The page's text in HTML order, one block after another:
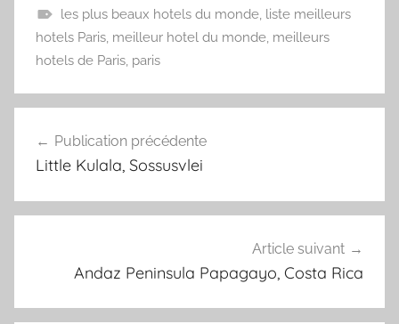
les plus beaux hotels du monde, liste meilleurs
hotels Paris, meilleur hotel du monde, meilleurs
hotels de Paris, paris
de
Publication précédente
Little Kulala, Sossusvlei
Article suivant
Andaz Peninsula Papagayo, Costa Rica